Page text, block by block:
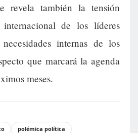
revela también la tensión
de los líderes
internas de los
que marcará la agenda
meses.
polémica política